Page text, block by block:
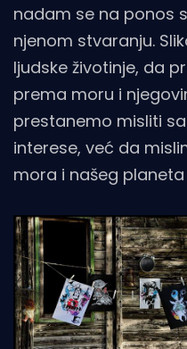
nadam se na ponos
njenom stvaranju.
ljudske životinje, da
prema moru i
prestanemo misliti
interese, već da
mora i našeg